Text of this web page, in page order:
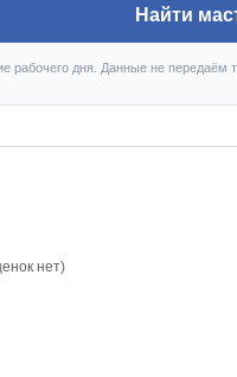
Найти
рабочего дня. Данные не передаём
нет)